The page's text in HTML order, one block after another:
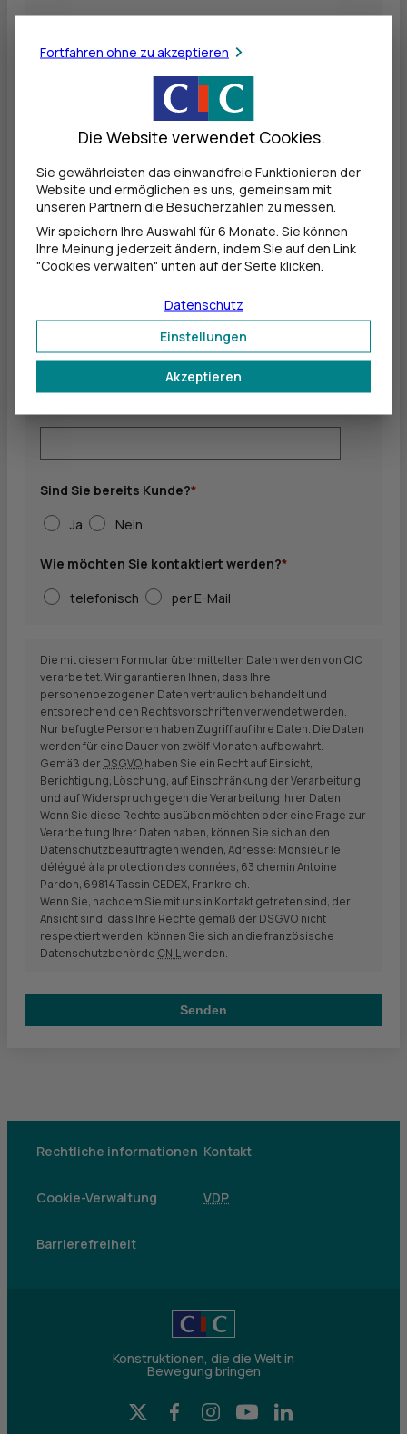
(0/maximal 3000 Zeichen)
Ihre Kontaktdaten
Name*
Sind Sie bereits Kunde?*
Ja
Nein
Wie möchten Sie kontaktiert werden?*
telefonisch
per E-Mail
Die mit diesem Formular übermittelten Daten werden von CIC
verarbeitet. Wir garantieren Ihnen, dass Ihre
personenbezogenen Daten vertraulich behandelt und
entsprechend den Rechtsvorschriften verwendet werden.
Nur befugte Personen haben Zugriff auf ihre Daten. Die Daten
werden für eine Dauer von zwölf Monaten aufbewahrt.
Gemäß der DSGVO haben Sie ein Recht auf Einsicht,
Berichtigung, Löschung, auf Einschränkung der Verarbeitung
und auf Widerspruch gegen die Verarbeitung Ihrer Daten.
Wenn Sie diese Rechte ausüben möchten oder eine Frage zur
Verarbeitung Ihrer Daten haben, können Sie sich an den
Datenschutzbeauftragten wenden, Adresse: Monsieur le
délégué à la protection des données, 63 chemin Antoine
Pardon, 69814 Tassin CEDEX, Frankreich.
Wenn Sie, nachdem Sie mit uns in Kontakt getreten sind, der
Ansicht sind, dass Ihre Rechte gemäß der DSGVO nicht
respektiert werden, können Sie sich an die französische
Datenschutzbehörde CNILwenden.
Senden
Rechtliche informationen Kontakt
Cookie-Verwaltung VDP
Barrierefreiheit
Konstruktionen, die die Welt in
Bewegung bringen
FacebookInstagram
YouTube
Fortfahren ohne zu akzeptieren
Die Website verwendet Cookies.
Sie gewährleisten das einwandfreie Funktionieren der
Website und ermöglichen es uns, gemeinsam mit
unseren Partnern die Besucherzahlen zu messen.
Wir speichern Ihre Auswahl für 6 Monate. Sie können
Ihre Meinung jederzeit ändern, indem Sie auf den Link
"Cookies verwalten" unten auf der Seite klicken.
Akzeptieren
Einstellungen
Datenschutz